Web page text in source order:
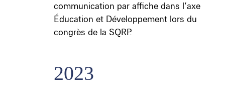
communication par affiche dans l’axe
Éducation et Développement lors du
congrès de la SQRP.
2023